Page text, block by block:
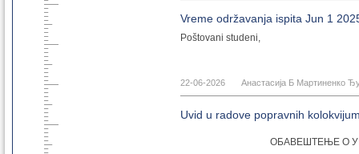
Геод. основне 2014
Геод. дипломске 2014
Грађ. дипломске 2008
Геод. основне 2008
Vreme održavanja ispita Jun 1
Poštovani studeni,
Ispit iz Nacrtne geometrije sa
22-06-2026 Анастасија Б Мартиненко
Uvid u radove popravnih
ОБАВЕШТЕЊЕ О